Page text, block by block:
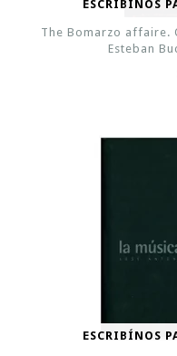
ESCRIBÍNOS
The Bomarzo affaire.
Esteban
ESCRIBÍNOS